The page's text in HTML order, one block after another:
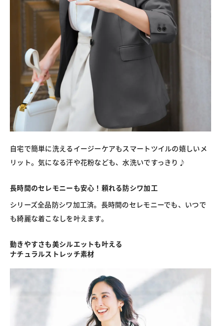
自宅で簡単に洗えるイージーケアもスマートツイルの嬉しいメ
リット。気になる汗や花粉なども、水洗いですっきり♪
長時間のセレモニーも安心！頼れる防シワ加工
シリーズ全品防シワ加工済。長時間のセレモニーでも、いつで
も綺麗な着こなしを叶えます。
動きやすさも美シルエットも叶える
ナチュラルストレッチ素材